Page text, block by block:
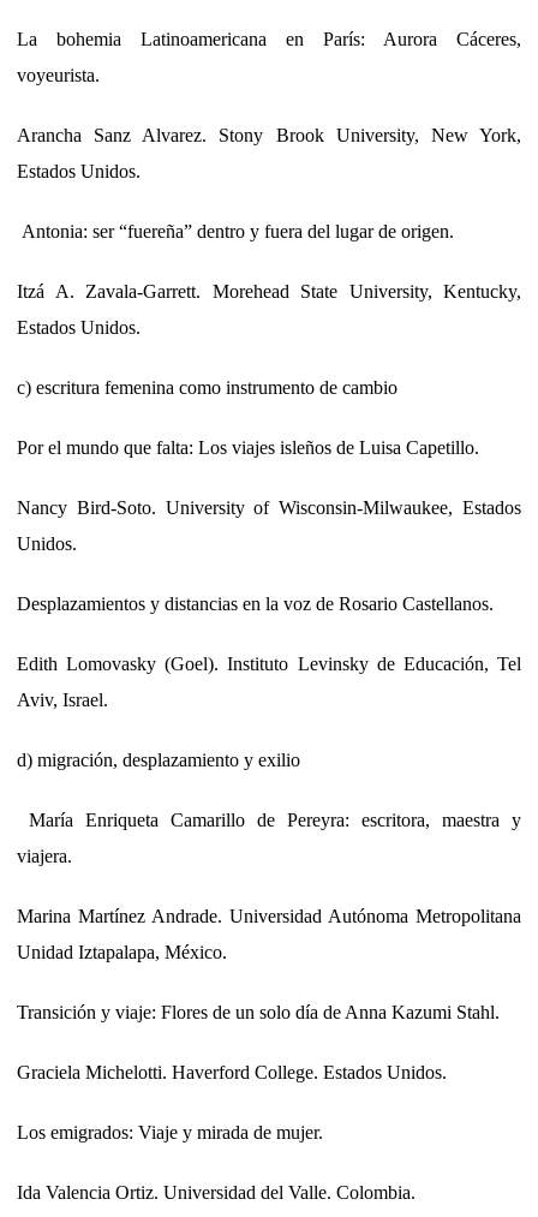
La bohemia Latinoamericana en París: Aurora Cáceres,
voyeurista.
Arancha Sanz Alvarez. Stony Brook University, New York,
Estados Unidos.
Antonia: ser “fuereña” dentro y fuera del lugar de origen.
Itzá A. Zavala-Garrett. Morehead State University, Kentucky,
Estados Unidos.
c) escritura femenina como instrumento de cambio
Por el mundo que falta: Los viajes isleños de Luisa Capetillo.
Nancy Bird-Soto. University of Wisconsin-Milwaukee, Estados
Unidos.
Desplazamientos y distancias en la voz de Rosario Castellanos.
Edith Lomovasky (Goel). Instituto Levinsky de Educación, Tel
Aviv, Israel.
d) migración, desplazamiento y exilio
María Enriqueta Camarillo de Pereyra: escritora, maestra y
viajera.
Marina Martínez Andrade. Universidad Autónoma Metropolitana
Unidad Iztapalapa, México.
Transición y viaje: Flores de un solo día de Anna Kazumi Stahl.
Graciela Michelotti. Haverford College. Estados Unidos.
Los emigrados: Viaje y mirada de mujer.
Ida Valencia Ortiz. Universidad del Valle. Colombia.